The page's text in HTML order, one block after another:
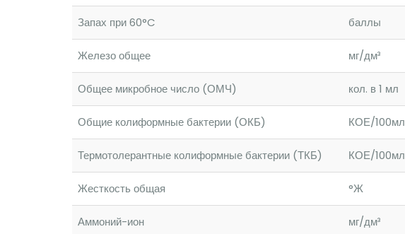
Запах при 60°C баллы
Железо общее мг/дм³
Общее микробное число (ОМЧ) кол. в 1 мл
Общие колиформные бактерии (ОКБ) КОЕ/100мл
Термотолерантные колиформные бактерии (ТКБ) КОЕ/100мл
Жесткость общая °Ж
Аммоний-ион мг/дм³